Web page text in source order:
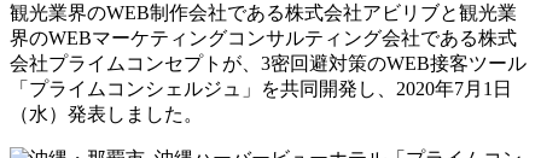
観光業界のWEB制作会社である株式会社アビリブと観光業
界のWEBマーケティングコンサルティング会社である株式
会社プライムコンセプトが、3密回避対策のWEB接客ツール
「プライムコンシェルジュ」を共同開発し、2020年7月1日
（水）発表しました。